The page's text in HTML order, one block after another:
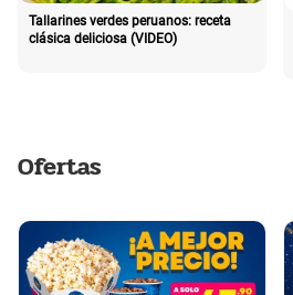
Tallarines verdes peruanos: receta
clásica deliciosa (VIDEO)
Ofertas